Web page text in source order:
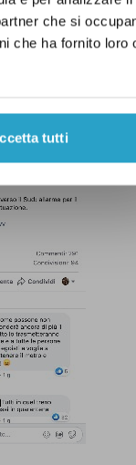
che si
che ha fornito loro
tutti